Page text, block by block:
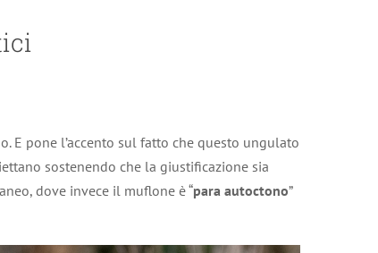
E pone l’accento sul fatto che questo ungulato
sostenendo che la giustificazione sia
dove invece il muflone è “para autoctono”